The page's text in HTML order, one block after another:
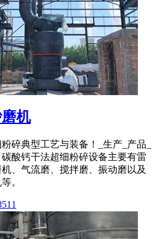
机
碎典型工艺与装备！_生产_产品_
碳酸钙干法超细粉碎设备主要有雷
、气流磨、搅拌磨、振动磨以及
。